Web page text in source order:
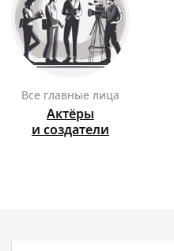
Все главные лица
Актёры
и создатели